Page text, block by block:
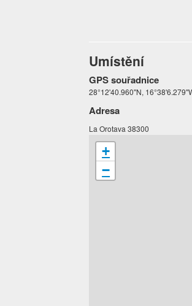
Umístění
GPS souřadnice
28°12'40.960"N,
Adresa
La Orotava 38300
+
−